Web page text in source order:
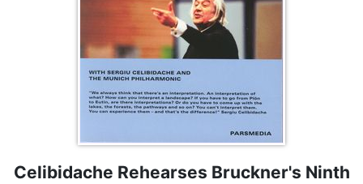
Celibidache Rehearses Bruckner's Ninth